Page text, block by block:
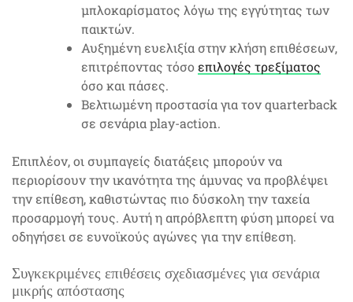
μπλοκαρίσματος λόγω της εγγύτητας των
παικτών.
Αυξημένη ευελιξία στην κλήση επιθέσεων,
επιτρέποντας τόσο επιλογές τρεξίματος
όσο και πάσες.
Βελτιωμένη προστασία για τον quarterback
σε σενάρια play-action.
Επιπλέον, οι συμπαγείς διατάξεις μπορούν να
περιορίσουν την ικανότητα της άμυνας να προβλέψει
την επίθεση, καθιστώντας πιο δύσκολη την ταχεία
προσαρμογή τους. Αυτή η απρόβλεπτη φύση μπορεί να
οδηγήσει σε ευνοϊκούς αγώνες για την επίθεση.
Συγκεκριμένες επιθέσεις σχεδιασμένες για σενάρια
μικρής απόστασης